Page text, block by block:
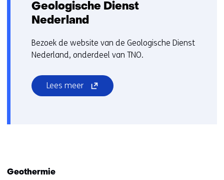
Geologische Dienst
Nederland
Bezoek de website van de Geologische Dienst
Nederland, onderdeel van TNO.
Lees meer(opent
in
Geothermie